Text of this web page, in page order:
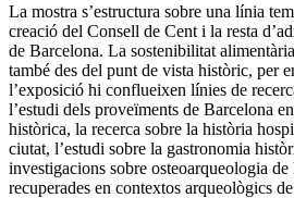
La mostra s’estructura sobre una línia
creació del Consell de Cent i la resta
de Barcelona. La sostenibilitat
també des del punt de vista històric, per
l’exposició hi conflueixen línies de
l’estudi dels proveïments de Barcelona
històrica, la recerca sobre la història
ciutat, l’estudi sobre la gastronomia
investigacions sobre osteoarqueologia de
recuperades en contextos arqueològics